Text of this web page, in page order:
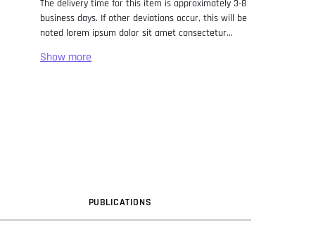
The delivery time for this item is approximately 3-8
business days. If other deviations occur, this will be
noted lorem ipsum dolor sit amet consectetur
standard dummy text ever since the 1500s, when
PUBLICATIONS